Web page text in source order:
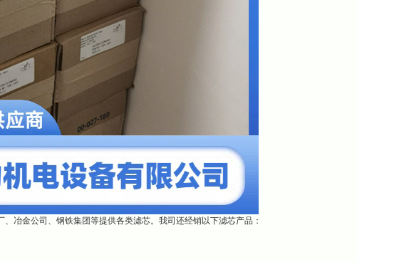
冶金公司、钢铁集团等提供各类滤芯。我司还经销以下滤芯产品：